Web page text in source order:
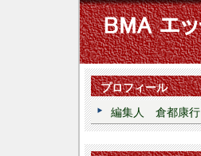
プロフィール
編集人 倉都康行